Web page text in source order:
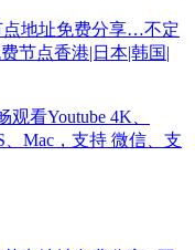
点地址免费分享…不定
节点香港|日本|韩国|